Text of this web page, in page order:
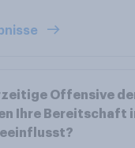
Offensive
Ihre Bereitschaft